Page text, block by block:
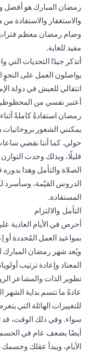
رمضان المبارك هو أفضل
والاستغفار والاستفادة
وصام رمضان معظم فترات
مفيد للغاية.
أتذكر جيدًا التحديات التي
يواصلون العمل على النحوٍ
انتقالي للعيش في دولة
أعتبر نفسي من
رمضان استفادةً كاملةً
يمكنني الشعور
حولي. كما أننا نقضي
قليلًا، وبذلك وجدت
الصلاة والتأمل وهذا
الدروس القيّمة، وسأسرد
المستفادة.
التأمل والالتزام
أحرص في الأيام العادية
بمواعيد العمل المُحددة
ويُعد شهر رمضان المبارك
المعتاد وإعادة ترتيب
تطوير الذات والمشاعر
عادةً ما تتسم بداية الشهر
للتغييرات الهائلة
سواء. وفي ذلك الوقت، قد
أيضًا بضعف عام في
الأيام، ويبدأ عقلك